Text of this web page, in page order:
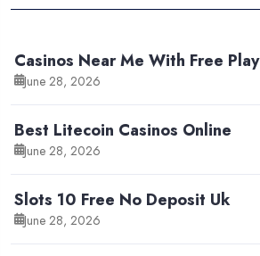
Casinos Near Me With Free Play
June 28, 2026
Best Litecoin Casinos Online
June 28, 2026
Slots 10 Free No Deposit Uk
June 28, 2026